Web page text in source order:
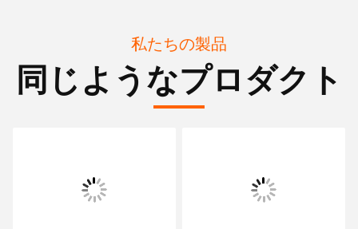
私たちの製品
同じようなプロダクト